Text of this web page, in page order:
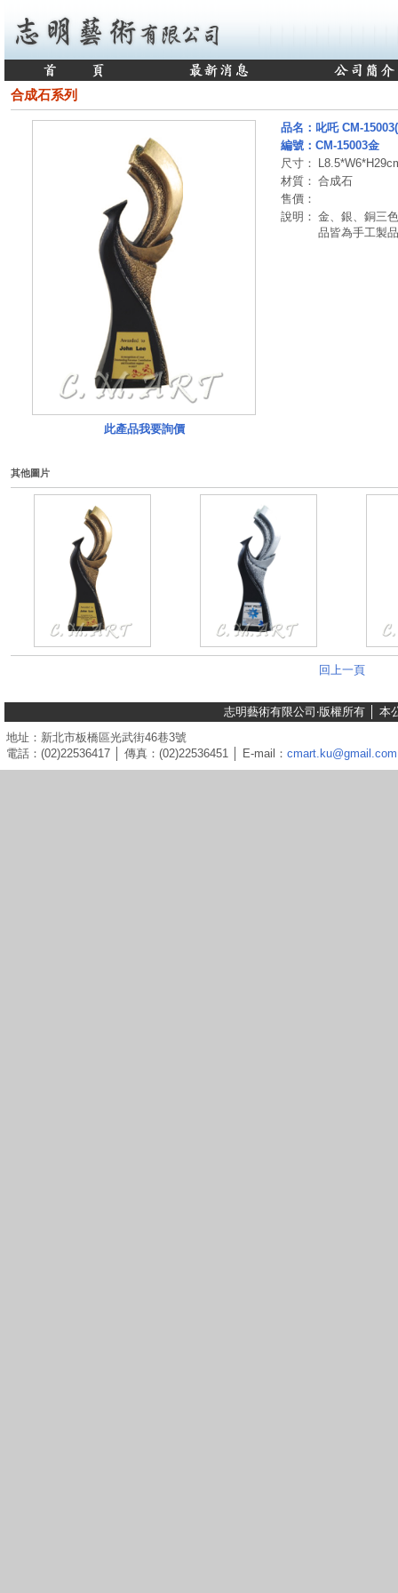
合成石系列
此產品我要詢價
品名：叱吒 CM-
編號：CM-15003金
尺寸：
材質： 合成石
售價：
說明： 金、銀、銅三
品皆為手工製
其他圖片
回上一頁
志明藝術有限公司‧版權所有 │
地址：新北市板橋區光武街46巷3號
電話：(02)22536417 │ 傳真：(02)22536451 │ E-mail： cmart.ku@gmail.com